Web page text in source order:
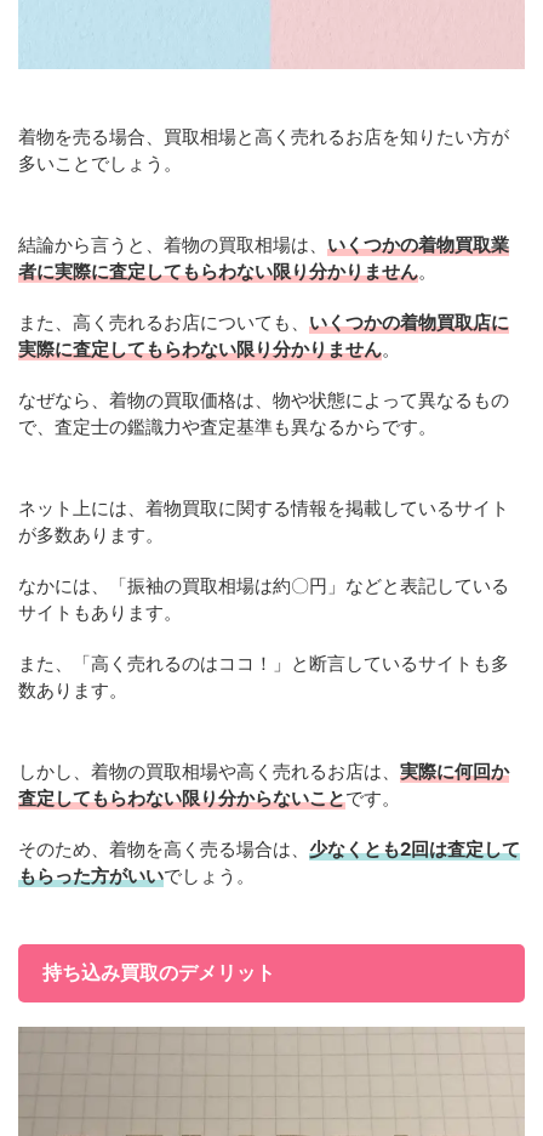
着物を売る場合、買取相場と高く売れるお店を知りたい方が
多いことでしょう。
結論から言うと、着物の買取相場は、 いくつかの着物買取業
者に実際に査定してもらわない限り分かりません。
また、高く売れるお店についても、 いくつかの着物買取店に
実際に査定してもらわない限り分かりません。
なぜなら、着物の買取価格は、物や状態によって異なるもの
で、査定士の鑑識力や査定基準も異なるからです。
ネット上には、着物買取に関する情報を掲載しているサイト
が多数あります。
なかには、「振袖の買取相場は約〇円」などと表記している
サイトもあります。
また、「高く売れるのはココ！」と断言しているサイトも多
数あります。
しかし、着物の買取相場や高く売れるお店は、 実際に何回か
査定してもらわない限り分からないことです。
そのため、着物を高く売る場合は、 少なくとも2回は査定して
もらった方がいいでしょう。
持ち込み買取のデメリット